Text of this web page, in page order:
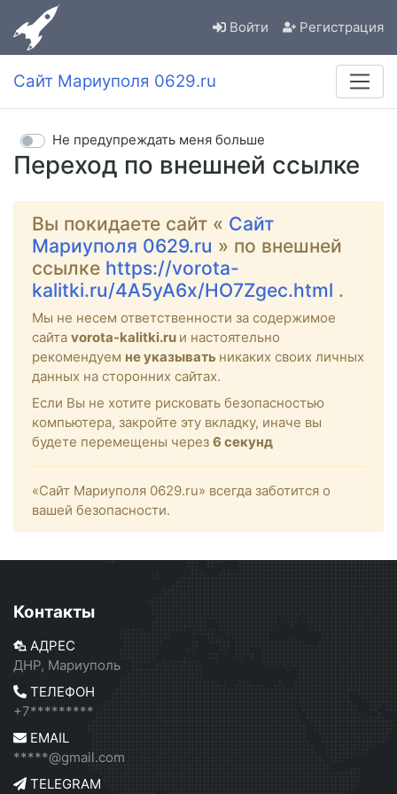
Войти Регистрация
Сайт Мариуполя 0629.ru
Переход по внешней ссылке
Не предупреждать меня больше
Вы покидаете сайт « Сайт
Мариуполя 0629.ru » по внешней
ссылке https://vorota-
kalitki.ru/4A5yA6x/HO7Zgec.html .
Мы не несем ответственности за содержимое
сайта vorota-kalitki.ru и настоятельно
рекомендуем не указывать никаких своих личных
данных на сторонних сайтах.
Если Вы не хотите рисковать безопасностью
компьютера, закройте эту вкладку, иначе вы
будете перемещены через 6 секунд
«Сайт Мариуполя 0629.ru» всегда заботится о
вашей безопасности.
Контакты
АДРЕС
ДНР, Мариуполь
ТЕЛЕФОН
+7*********
EMAIL
*****@gmail.com
TELEGRAM